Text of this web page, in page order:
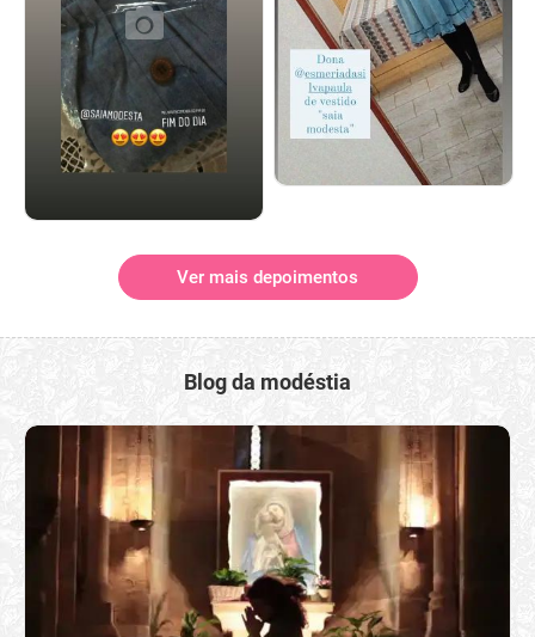
Ver mais depoimentos
Blog da modéstia